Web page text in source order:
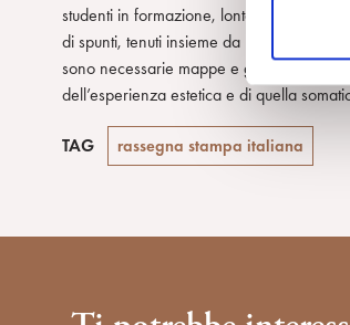
e
e
l
studenti in formazione, lontano
di spunti, tenuti insieme da un filo
sono necessarie mappe e geografie
dell’esperienza estetica e di quella
TAG rassegna stampa italiana